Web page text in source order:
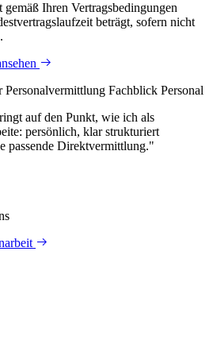
Ihren Vertragsbedingungen
beträgt, sofern nicht
Personal­vermittlung Fachblick Personal
auf den Punkt, wie ich als
persönlich, klar strukturiert
passende Direktvermittlung."